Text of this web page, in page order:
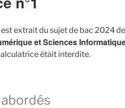
est extrait du sujet de bac 2024
etSciences
était interdite.